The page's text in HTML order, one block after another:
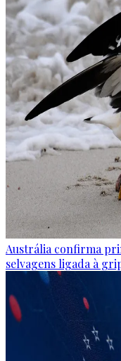
Austrália confirma
selvagens ligada à